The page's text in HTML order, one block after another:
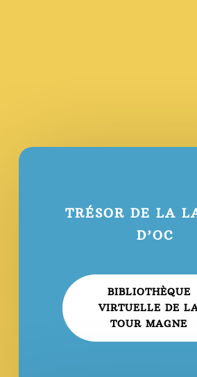
TRÉSOR DE LA
D’OC
BIBLIOTHÈQUE
VIRTUELLE DE
TOUR MAGNE